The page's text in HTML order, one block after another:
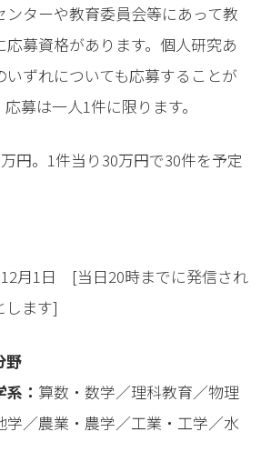
ンターや教育委員会等にあって教
募資格があります。個人研究あ
いずれについても応募することが
募は一人1件に限ります。
円。1件当り30万円で30件を予定
月1日 [当日20時までに発信され
します]
野
： 算数・数学／理科教育／物理
学／農業・農学／工業・工学／水